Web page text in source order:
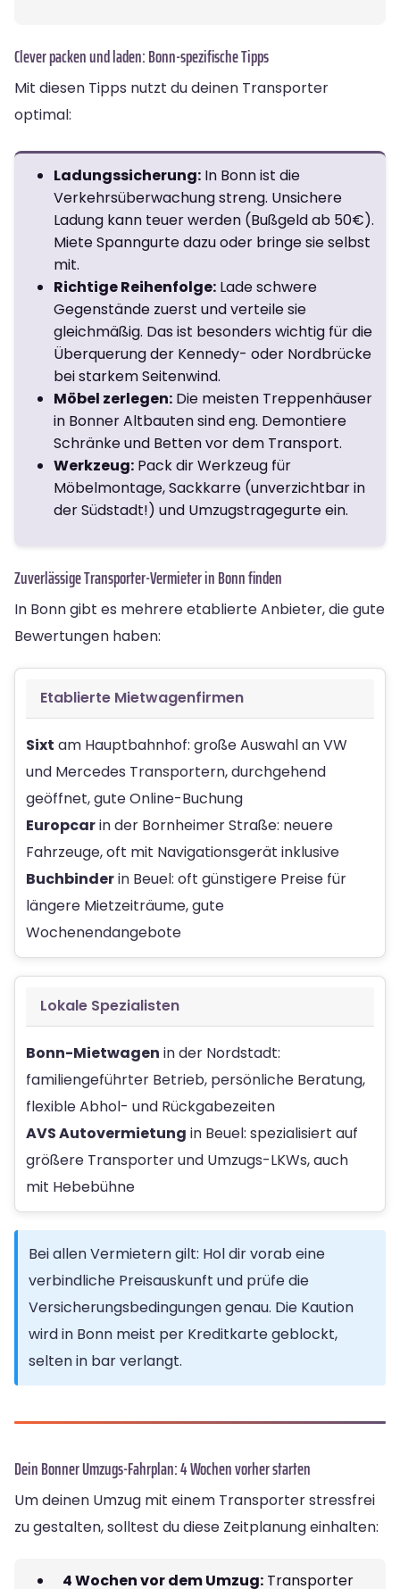
Clever packen und laden: Bonn-spezifische Tipps
Mit diesen Tipps nutzt du deinen Transporter
optimal:
Ladungssicherung: In Bonn ist die
Verkehrsüberwachung streng. Unsichere
Ladung kann teuer werden (Bußgeld ab 50€).
Miete Spanngurte dazu oder bringe sie selbst
mit.
Richtige Reihenfolge: Lade schwere
Gegenstände zuerst und verteile sie
gleichmäßig. Das ist besonders wichtig für die
Überquerung der Kennedy- oder Nordbrücke
bei starkem Seitenwind.
Möbel zerlegen: Die meisten Treppenhäuser
in Bonner Altbauten sind eng. Demontiere
Schränke und Betten vor dem Transport.
Werkzeug: Pack dir Werkzeug für
Möbelmontage, Sackkarre (unverzichtbar in
der Südstadt!) und Umzugstragegurte ein.
Zuverlässige Transporter-Vermieter in Bonn finden
In Bonn gibt es mehrere etablierte Anbieter, die gute
Bewertungen haben:
Etablierte Mietwagenfirmen
Sixt am Hauptbahnhof: große Auswahl an VW
und Mercedes Transportern, durchgehend
geöffnet, gute Online-Buchung
Europcarin der Bornheimer Straße: neuere
Fahrzeuge, oft mit Navigationsgerät inklusive
Buchbinderin Beuel: oft günstigere Preise für
längere Mietzeiträume, gute
Wochenendangebote
Lokale Spezialisten
Bonn-Mietwagen in der Nordstadt:
familiengeführter Betrieb, persönliche Beratung,
flexible Abhol- und Rückgabezeiten
AVS Autovermietung in Beuel: spezialisiert auf
größere Transporter und Umzugs-LKWs, auch
mit Hebebühne
Bei allen Vermietern gilt: Hol dir vorab eine
verbindliche Preisauskunft und prüfe die
Versicherungsbedingungen genau. Die Kaution
wird in Bonn meist per Kreditkarte geblockt,
selten in bar verlangt.
Dein Bonner Umzugs-Fahrplan: 4 Wochen vorher starten
Um deinen Umzug mit einem Transporter stressfrei
zu gestalten, solltest du diese Zeitplanung einhalten:
4 Wochen vor dem Umzug: Transporter